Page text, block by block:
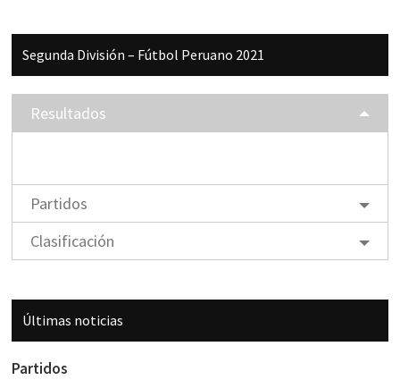
Segunda División – Fútbol Peruano 2021
Resultados
Partidos
Clasificación
Últimas noticias
Partidos